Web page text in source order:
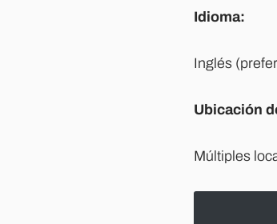
Idioma:
Inglés
Ubicación
Múltiples